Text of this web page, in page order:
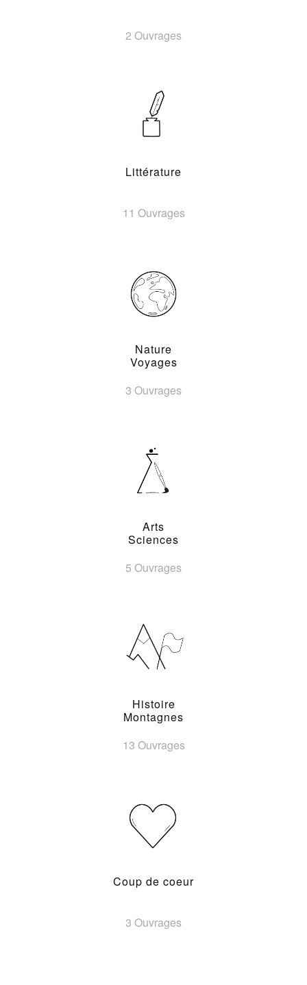
2 Ouvrages
Littérature
11 Ouvrages
Nature
Voyages
3 Ouvrages
Arts
Sciences
5 Ouvrages
Histoire
Montagnes
13 Ouvrages
Coup de coeur
3 Ouvrages